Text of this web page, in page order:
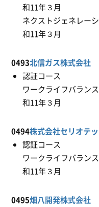
和11年３月
ネクストジェネレ
和11年３月
0493北信ガス株式会社
認証コース
ワークライフバラ
和11年３月
0494株式会社セリオテ
認証コース
ワークライフバラ
和11年３月
0495畑八開発株式会社